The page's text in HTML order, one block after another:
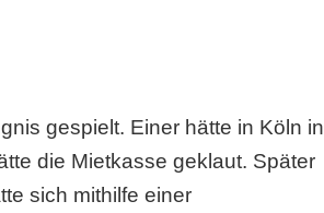
gespielt. Einer hätte in Köln in
die Mietkasse geklaut. Später
sich mithilfe einer